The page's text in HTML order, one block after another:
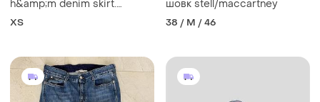
h&amp;m denim skirt.
джинсовая юбка.
ХS
шовк stell/maccartney
38 / M / 46